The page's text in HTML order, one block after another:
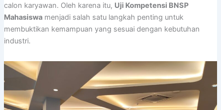
calon karyawan. Oleh karena itu, Uji Kompetensi BNSP
Mahasiswamenjadi salah satu langkah penting untuk
membuktikan kemampuan yang sesuai dengan kebutuhan
industri.